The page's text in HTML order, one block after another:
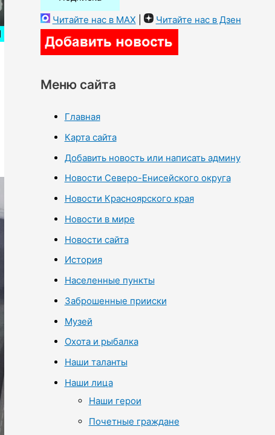
Читайте нас в MAX Читайте нас в Дзен
Меню сайта
Главная
Карта сайта
Добавить новость или написать админу
Новости Северо-Енисейского округа
Новости Красноярского края
Новости в мире
Новости сайта
История
Населенные пункты
Заброшенные прииски
Музей
Охота и рыбалка
Наши таланты
Наши лица
Наши герои
Почетные граждане